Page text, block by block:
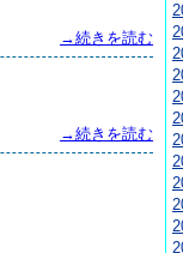
→続きを読む
→続きを読む